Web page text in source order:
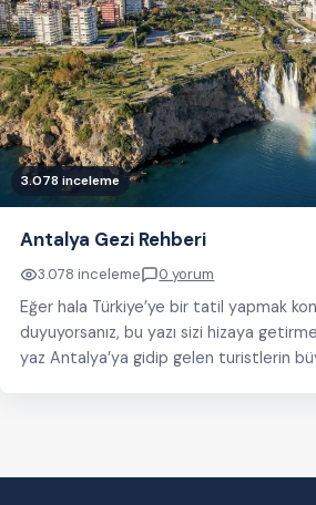
3.078 inceleme
Antalya Gezi Rehberi
3.078 inceleme 0 yorum
Eğer hala Türkiye’ye bir tatil yapmak
duyuyorsanız, bu yazı sizi hizaya
yaz Antalya’ya gidip gelen turistlerin